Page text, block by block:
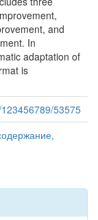
and
In
adaptation of
is
53575